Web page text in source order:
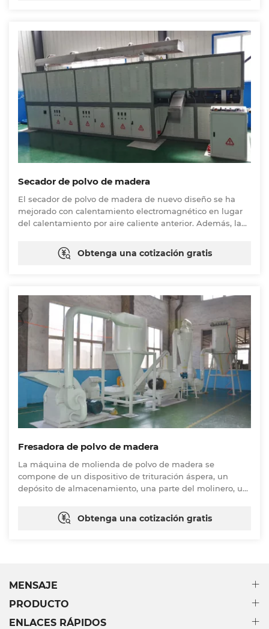
envejecimiento, fácil instalación, protección del medio
ambiente y buena resistencia a la intemperie.
Secador de polvo de madera
El secador de polvo de madera de nuevo diseño se ha
mejorado con calentamiento electromagnético en lugar
del calentamiento por aire caliente anterior. Además, la
resuelve los problemas de puentes de material, y
también previene la combustión y la explosión causadas
Obtenga una cotización gratis
Fresadora de polvo de madera
La máquina de molienda de polvo de madera se
compone de un dispositivo de trituración áspera, un
depósito de almacenamiento, una parte del molinero, un
etc. Esta máquina puede producir continuamente polvo
de madera en 40-100 papillas. El polvo de madera se
Obtenga una cotización gratis
MENSAJE
PRODUCTO
ENLACES RÁPIDOS